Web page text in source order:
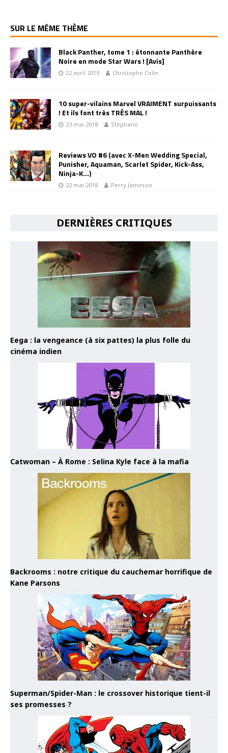
SUR LE MÊME THÈME
Black Panther, tome 1 : étonnante Panthère
Noire en mode Star Wars ! [Avis]
22 avril 2019 Christophe Colin
10 super-vilains Marvel VRAIMENT surpuissants
! Et ils font très TRÈS MAL !
23 mai 2018 Stéphane
Reviews VO #6 (avec X-Men Wedding Special,
Punisher, Aquaman, Scarlet Spider, Kick-Ass,
Ninja-K…)
22 mai 2018 Perry Jameson
DERNIÈRES CRITIQUES
Eega : la vengeance (à six pattes) la plus folle du
cinéma indien
Catwoman – À Rome : Selina Kyle face à la mafia
Backrooms : notre critique du cauchemar horrifique de
Kane Parsons
Superman/Spider-Man : le crossover historique tient-il
ses promesses ?